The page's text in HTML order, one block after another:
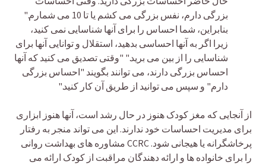
بزرگی دارم، نفس بزرگی می کشم یا تا 10 می شمارم."
بنابراین، شما احساس را برای آنها شناسایی نمی کنید،
زیرا اگر به آنها احساسی بدهید، استقلال و توانایی آنها برای
شناسایی را از بین می برید." "وقتی تصدیق می کنید که آنها
احساس بزرگی دارند، می توانند بگویند "احساس بزرگی
دارم" و سپس می توانید از طریق آن کار کنید."
از آنجایی که مغز کودک هنوز در حال رشد است، آنها هنوز ابزاری
برای مدیریت احساسات خود ندارند. این می تواند منجر به رفتار
پرخاشگرانه یا هیجانی شود. CCRC مشاوره های بهداشت روانی
را برای خانواده ها و ارائه دهندگان مراقبت از کودک ارائه می